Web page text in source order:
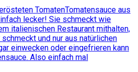
TomatenTomatensauce aus
lecker! Sie schmeckt wie
italienischen Restaurant mithalten,
und nur aus natürlichen
einwecken oder eingefrieren kann
Also einfach mal